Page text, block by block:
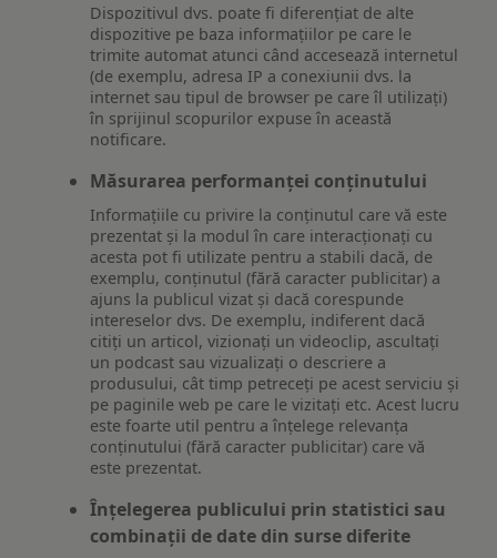
Dispozitivul dvs. poate fi diferențiat de alte
dispozitive pe baza informațiilor pe care le
trimite automat atunci când accesează internetul
(de exemplu, adresa IP a conexiunii dvs. la
internet sau tipul de browser pe care îl utilizați)
în sprijinul scopurilor expuse în această
notificare.
Măsurarea performanței conținutului
Informațiile cu privire la conținutul care vă este
prezentat și la modul în care interacționați cu
acesta pot fi utilizate pentru a stabili dacă, de
exemplu, conținutul (fără caracter publicitar) a
ajuns la publicul vizat și dacă corespunde
intereselor dvs. De exemplu, indiferent dacă
citiți un articol, vizionați un videoclip, ascultați
un podcast sau vizualizați o descriere a
produsului, cât timp petreceți pe acest serviciu și
pe paginile web pe care le vizitați etc. Acest lucru
este foarte util pentru a înțelege relevanța
conținutului (fără caracter publicitar) care vă
este prezentat.
Înțelegerea publicului prin statistici sau
combinații de date din surse diferite